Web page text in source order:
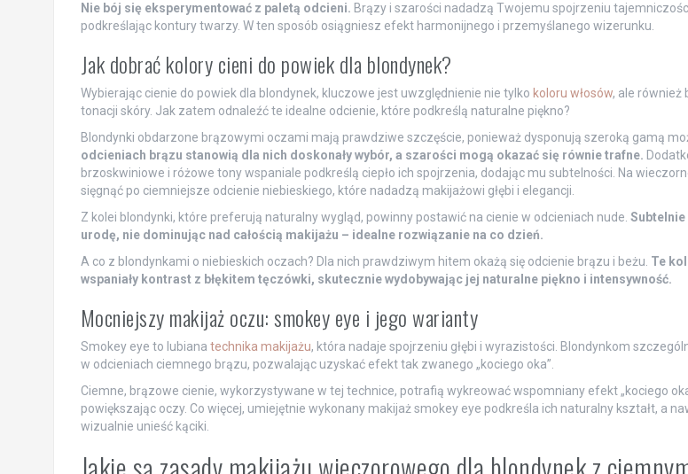
Nie bój się eksperymentować z paletą odcieni. Brązy i szarości nadadzą Twojemu spojrzeniu
podkreślając kontury twarzy. W ten sposób osiągniesz efekt harmonijnego i przemyślanego wizerunku.
Jak dobrać kolory cieni do powiek dla blondynek?
Wybierając cienie do powiek dla blondynek, kluczowe jest uwzględnienie nie tylko koloru włosów, ale również
tonacji skóry. Jak zatem odnaleźć te idealne odcienie, które podkreślą naturalne piękno?
Blondynki obdarzone brązowymi oczami mają prawdziwe szczęście, ponieważ dysponują szeroką gamą
odcieniach brązu stanowią dla nich doskonały wybór, a szarości mogą okazać się równie trafne.
brzoskwiniowe i różowe tony wspaniale podkreślą ciepło ich spojrzenia, dodając mu subtelności. Na
sięgnąć po ciemniejsze odcienie niebieskiego, które nadadzą makijażowi głębi i elegancji.
Z kolei blondynki, które preferują naturalny wygląd, powinny postawić na cienie w odcieniach nude.
urodę, nie dominując nad całością makijażu – idealne rozwiązanie na co dzień.
A co z blondynkami o niebieskich oczach? Dla nich prawdziwym hitem okażą się odcienie brązu i beżu. Te
wspaniały kontrast z błękitem tęczówki, skutecznie wydobywając jej naturalne piękno i intensywność.
Mocniejszy makijaż oczu: smokey eye i jego warianty
Smokey eye to lubiana technika makijażu, która nadaje spojrzeniu głębi i wyrazistości. Blondynkom
w odcieniach ciemnego brązu, pozwalając uzyskać efekt tak zwanego „kociego oka”.
Ciemne, brązowe cienie, wykorzystywane w tej technice, potrafią wykreować wspomniany efekt „kociego
powiększając oczy. Co więcej, umiejętnie wykonany makijaż smokey eye podkreśla ich naturalny kształt, a
wizualnie unieść kąciki.